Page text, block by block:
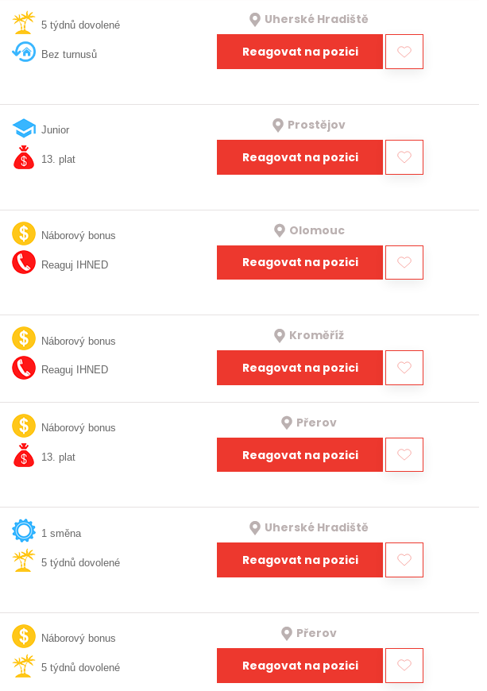
5 týdnů dovolené
Bez turnusů
Uherské Hradiště
Reagovat na pozici
Junior
13. plat
Prostějov
Reagovat na pozici
Náborový bonus
Reaguj IHNED
Olomouc
Reagovat na pozici
Náborový bonus
Reaguj IHNED
Kroměříž
Reagovat na pozici
Náborový bonus
13. plat
Přerov
Reagovat na pozici
1 směna
5 týdnů dovolené
Uherské Hradiště
Reagovat na pozici
Náborový bonus
5 týdnů dovolené
Přerov
Reagovat na pozici